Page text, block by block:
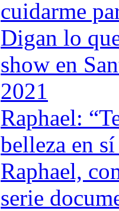
cuidarme
Digan lo
show en
2021
Raphael:
belleza en
Raphael,
serie